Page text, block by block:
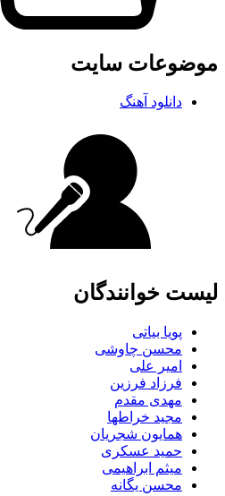
موضوعات سایت
دانلود آهنگ
لیست خوانندگان
پویا بیاتی
محسن چاوشی
امیر علی
فرزاد فرزین
مهدی مقدم
مجید خراطها
همایون شجریان
حمید عسکری
میثم ابراهیمی
محسن یگانه